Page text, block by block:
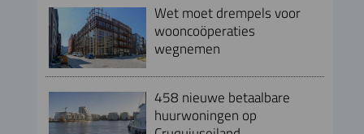
Wet moet drempels voor
wooncoöperaties
wegnemen
458 nieuwe betaalbare
huurwoningen op